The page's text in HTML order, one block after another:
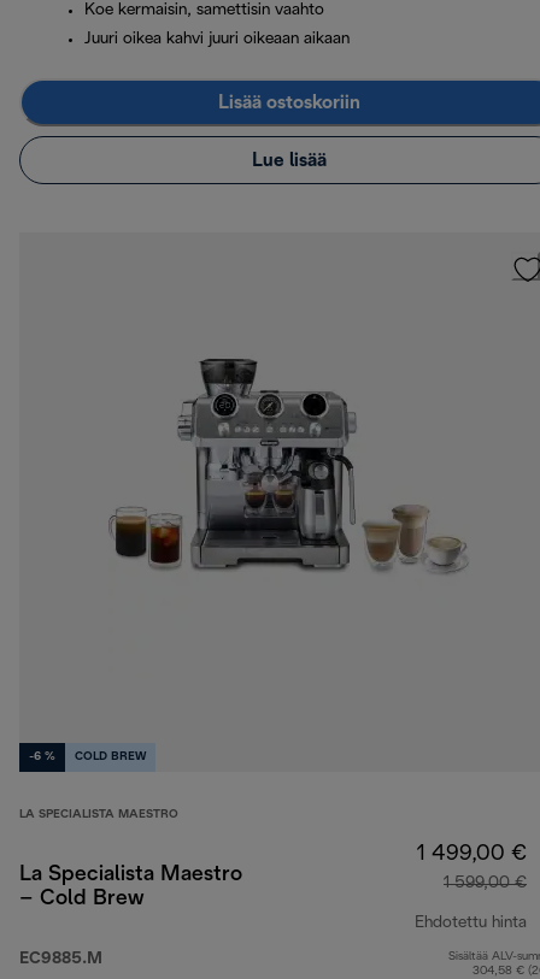
Koe kermaisin, samettisin vaahto
Juuri oikea kahvi juuri oikeaan aikaan
Lisää ostoskoriin
Lue lisää
-6 % COLD BREW
LA SPECIALISTA MAESTRO
La Specialista Maestro
– Cold Brew
EC9885.M
1 499,00 €
1 599,00 €
Ehdotettu hinta
Sisältää ALV-
304,58 €